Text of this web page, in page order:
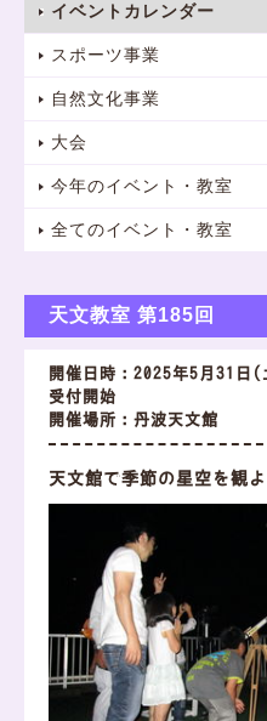
イベントカレンダー
スポーツ事業
自然文化事業
大会
今年のイベント・教室
全てのイベント・教室
天文教室 第185回
開催日時：2025年5月31
受付開始
開催場所：丹波天文館
天文館で季節の星空を観よ